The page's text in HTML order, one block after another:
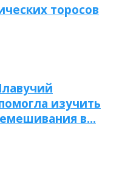
торосов
изучить
в…